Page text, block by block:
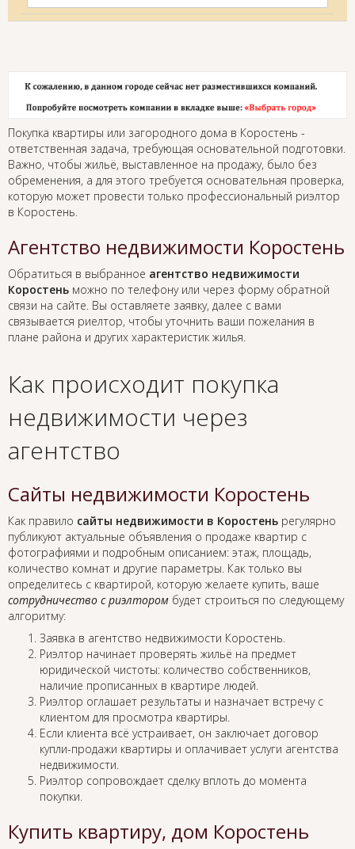
Покупка квартиры или загородного дома в Коростень -
ответственная задача, требующая основательной подготовки.
Важно, чтобы жильё, выставленное на продажу, было без
обременения, а для этого требуется основательная проверка,
которую может провести только профессиональный риэлтор
в Коростень.
Агентство недвижимости Коростень
Обратиться в выбранное агентство недвижимости
Коростень можно по телефону или через форму обратной
связи на сайте. Вы оставляете заявку, далее с вами
связывается риелтор, чтобы уточнить ваши пожелания в
плане района и других характеристик жилья.
Как происходит покупка
недвижимости через
агентство
Сайты недвижимости Коростень
Как правило сайты недвижимости в Коростень регулярно
публикуют актуальные объявления о продаже квартир с
фотографиями и подробным описанием: этаж, площадь,
количество комнат и другие параметры. Как только вы
определитесь с квартирой, которую желаете купить, ваше
сотрудничество с риэлтором будет строиться по следующему
алгоритму:
Заявка в агентство недвижимости Коростень.
Риэлтор начинает проверять жильё на предмет
юридической чистоты: количество собственников,
наличие прописанных в квартире людей.
Риэлтор оглашает результаты и назначает встречу с
клиентом для просмотра квартиры.
Если клиента всё устраивает, он заключает договор
купли-продажи квартиры и оплачивает услуги агентства
недвижимости.
Риэлтор сопровождает сделку вплоть до момента
покупки.
Купить квартиру, дом Коростень